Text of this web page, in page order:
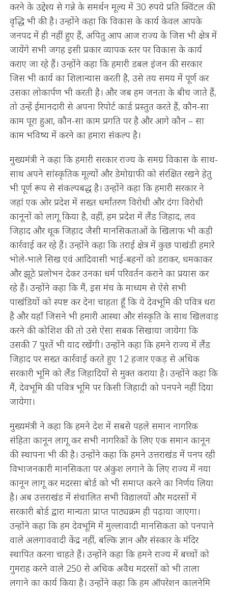
करने के उद्देश्य से गन्ने के समर्थन मूल्य में 30 रुपये प्रति क्विंटल की
वृद्धि भी की है। उन्होंने कहा कि विकास के कार्य केवल आपके
जनपद में ही नहीं हुए हैं, अपितु आप आज राज्य के जिस भी क्षेत्र में
जायेंगे सभी जगह इसी प्रकार व्यापक स्तर पर विकास के कार्य
कराए जा रहे हैं। उन्होंने कहा कि हमारी डबल इंजन की सरकार
जिस भी कार्य का शिलान्यास करती है, उसे तय समय में पूर्ण कर
उसका लोकार्पण भी करती है। और जब हम जनता के बीच जाते हैं,
तो उन्हें ईमानदारी से अपना रिपोर्ट कार्ड प्रस्तुत करते हैं, कौन-सा
काम पूरा हुआ, कौन-सा काम प्रगति पर है और आगे कौन – सा
काम भविष्य में करने का हमारा संकल्प है।
मुख्यमंत्री ने कहा कि हमारी सरकार राज्य के समग्र विकास के साथ-
साथ अपने सांस्कृतिक मूल्यों और डेमोग्राफी को संरक्षित रखने हेतु
भी पूर्ण रूप से संकल्पबद्ध है। उन्होंने कहा कि हमारी सरकार ने
जहां एक ओर प्रदेश में सख्त धर्मांतरण विरोधी और दंगा विरोधी
कानूनों को लागू किया है, वहीं, हम प्रदेश में लैंड जिहाद, लव
जिहाद और थूक जिहाद जैसी मानसिकताओं के खिलाफ भी कड़ी
कार्रवाई कर रहे हैं। उन्होंने कहा कि तराई क्षेत्र में कुछ पाखंडी हमारे
भोले-भाले सिख एवं आदिवासी भाई-बहनों को डराकर, धमकाकर
और झूठे प्रलोभन देकर उनका धर्म परिवर्तन कराने का प्रयास कर
रहे हैं। उन्होंने कहा कि मैं, इस मंच के माध्यम से ऐसे सभी
पाखंडियों को स्पष्ट कर देना चाहता हूँ कि ये देवभूमि की पवित्र धरा
है और यहाँ जिसने भी हमारी आस्था और संस्कृति के साथ खिलवाड़
करने की कोशिश की तो उसे ऐसा सबक सिखाया जायेगा कि
उसकी 7 पुश्तें भी याद रखेंगी। उन्होंने कहा कि हमने राज्य में लैंड
जिहाद पर सख्त कार्रवाई करते हुए 12 हजार एकड़ से अधिक
सरकारी भूमि को लैंड जिहादियों से मुक्त कराया है। उन्होंने कहा कि
मैं, देवभूमि की पवित्र भूमि पर किसी जिहादी को पनपने नहीं दिया
जायेगा।
मुख्यमंत्री ने कहा कि हमने देश में सबसे पहले समान नागरिक
संहिता कानून लागू कर सभी नागरिकों के लिए एक समान कानून
की स्थापना भी की है। उन्होंने कहा कि हमने उत्तराखंड में पनप रही
विभाजनकारी मानसिकता पर अंकुश लगाने के लिए राज्य में नया
कानून लागू कर मदरसा बोर्ड को भी समाप्त करने का निर्णय लिया
है। अब उत्तराखंड में संचालित सभी विद्यालयों और मदरसों में
सरकारी बोर्ड द्वारा मान्यता प्राप्त पाठ्यक्रम ही पढ़ाया जाएगा।
उन्होंने कहा कि हम देवभूमि में मुल्लावादी मानसिकता को पनपाने
वाले अलगाववादी केंद्र नहीं, बल्कि ज्ञान और संस्कार के मंदिर
स्थापित करना चाहते हैं। उन्होंने कहा कि हमने राज्य में बच्चों को
गुमराह करने वाले 250 से अधिक अवैध मदरसों को भी ताला
लगाने का कार्य किया है। उन्होंने कहा कि हम ऑपरेशन कालनेमि